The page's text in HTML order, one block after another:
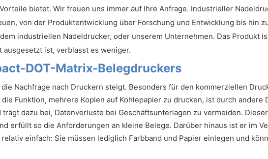
bietet. Wir freuen uns immer auf Ihre Anfrage. Industrieller
von der Produktentwicklung über Forschung und Entwicklung bis hin
industriellen Nadeldrucker, oder unserem Unternehmen. Das Produkt
ist, verblasst es weniger.
DOT-Matrix-Belegdruckers
Nachfrage nach Druckern steigt. Besonders für den kommerziellen
Funktion, mehrere Kopien auf Kohlepapier zu drucken, ist durch
dazu bei, Datenverluste bei Geschäftsunterlagen zu vermeiden.
erfüllt so die Anforderungen an kleine Belege. Darüber hinaus ist er im
einfach: Sie müssen lediglich Farbband und Papier einlegen und